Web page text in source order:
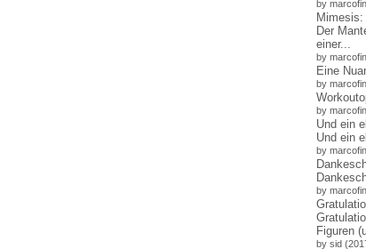
by
Der
einer...
by
Eine
by
by
Und ein
Und ein
by
by
Figuren
by sid